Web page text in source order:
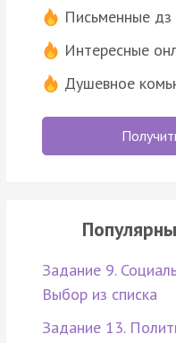
Письменные дз
Интересные
Душевное
Задание 9.
Выбор из списка
Задание 13.